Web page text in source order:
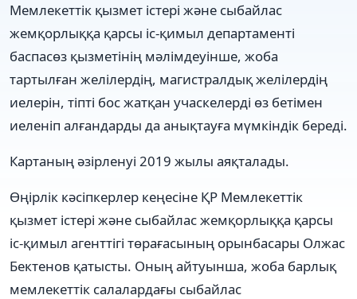
Мемлекеттік қызмет істері және сыбайлас
жемқорлыққа қарсы іс-қимыл департаменті
баспасөз қызметінің мәлімдеуінше, жоба
тартылған желілердің, магистралдық желілердің
иелерін, тіпті бос жатқан учаскелерді өз бетімен
иеленіп алғандарды да анықтауға мүмкіндік береді.
Картаның әзірленуі 2019 жылы аяқталады.
Өңірлік кәсіпкерлер кеңесіне ҚР Мемлекеттік
қызмет істері және сыбайлас жемқорлыққа қарсы
іс-қимыл агенттігі төрағасының орынбасары Олжас
Бектенов қатысты. Оның айтуынша, жоба барлық
мемлекеттік салалардағы сыбайлас